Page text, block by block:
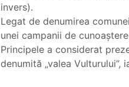
invers).
Legat de denumirea
unei campanii de
Principele a considerat
denumită „valea